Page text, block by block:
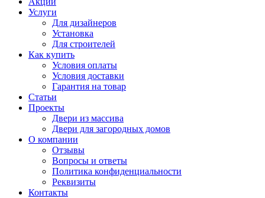
Услуги
Для дизайнеров
Установка
Для строителей
Как купить
Условия оплаты
Условия доставки
Гарантия на товар
Статьи
Проекты
Двери из массива
Двери для загородных домов
О компании
Отзывы
Вопросы и ответы
Политика конфиденциальности
Реквизиты
Контакты